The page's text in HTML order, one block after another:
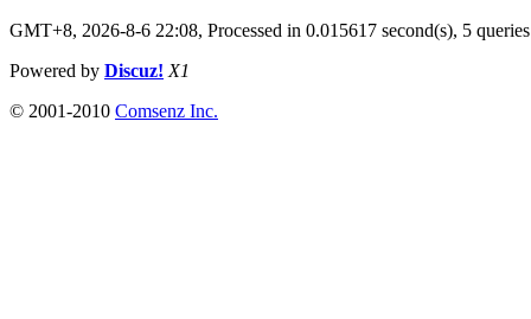
GMT+8, 2026-8-6 22:08, Processed in 0.015617 second(s), 5 queries
Powered by Discuz! X1
© 2001-2010 Comsenz Inc.